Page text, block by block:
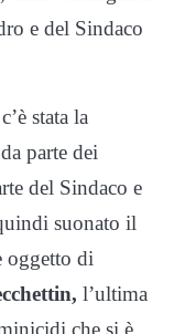
e del Sindaco
stata la
parte dei
del Sindaco e
suonato il
oggetto di
l’ultima
che si è